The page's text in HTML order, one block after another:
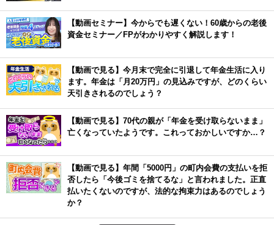
【動画セミナー】今からでも遅くない！60歳からの老後
資金セミナー／FPがわかりやすく解説します！
【動画で見る】今月末で完全に引退して年金生活に入り
ます。年金は「月20万円」の見込みですが、どのくらい
天引きされるのでしょう？
【動画で見る】70代の親が「年金を受け取らないまま」
亡くなっていたようです。これっておかしいですか…？
【動画で見る】年間「5000円」の町内会費の支払いを拒
否したら「今後ゴミを捨てるな」と言われました。正直
払いたくないのですが、法的な拘束力はあるのでしょう
か？